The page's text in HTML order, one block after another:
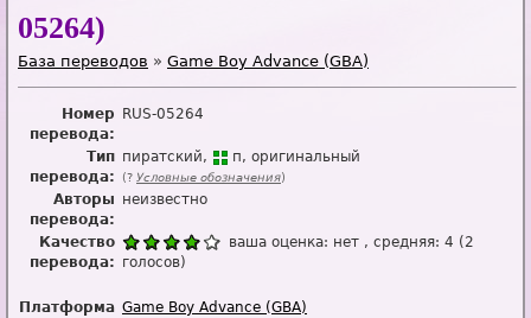
05264)
База переводов » Game Boy Advance (GBA)
Номер
перевода:
RUS-05264
Тип
перевода:
пиратский п оригинальный
(? Условные обозначения)
Авторы
перевода:
неизвестно
Качество
перевода:
ваша оценка: нет , средняя: 4 (2
голосов)
Платформа Game Boy Advance (GBA)